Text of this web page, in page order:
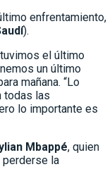
enfrentamiento,
).
el último
un último
mañana. “Lo
todas las
lo importante es
Mbappé, quien
perderse la